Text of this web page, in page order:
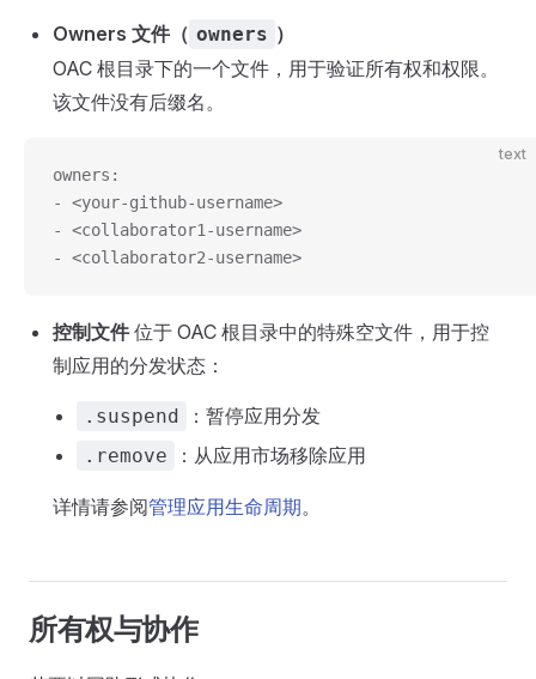
Owners 文件（ owners ）
OAC 根目录下的一个文件，用于验证所有权和权限。
该文件没有后缀名。
text
owners:
- <your-github-username>
- <collaborator1-username>
- <collaborator2-username>
控制文件位于 OAC 根目录中的特殊空文件，用于控
制应用的分发状态：
.suspend ：暂停应用分发
.remove ：从应用市场移除应用
详情请参阅管理应用生命周期。
所有权与协作